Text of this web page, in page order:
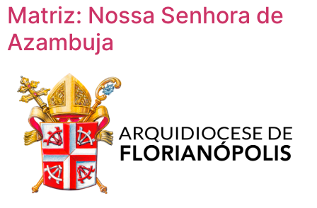
Matriz: Nossa Senhora de
Azambuja